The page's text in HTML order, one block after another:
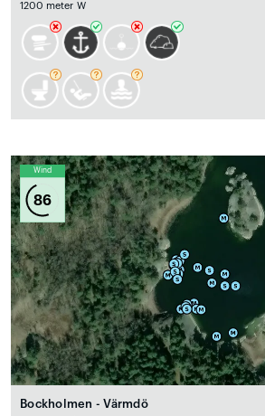
1200 meter W
Wind
86
Bockholmen - Värmdö